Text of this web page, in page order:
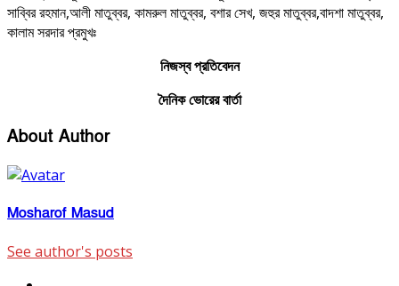
সাব্বির রহমান,আলী মাতুব্বর, কামরুল মাতুব্বর, বশার সেখ, জহুর মাতুব্বর,বাদশা মাতুব্বর,
কালাম সরদার প্রমুখঃ
নিজস্ব প্রতিবেদন
দৈনিক ভোরের বার্তা
About Author
Mosharof Masud
See author's posts